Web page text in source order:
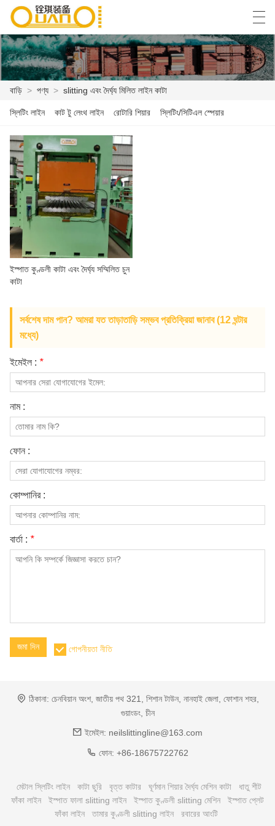
বাড়ি
পণ্য
খবর
কেস
কারখানা প্রদর্শন
আমাদের সাথে যোগাযোগ করুন
আমাদের সম্পর্কে
العربية বাংলা ভাষার English Español
বাড়ি > পণ্য > slitting এবং দৈর্ঘ্য মিলিত লাইন কাটা
স্লিটিং লাইন কাট টু লেংথ লাইন রোটারি শিয়ার স্লিটিং/সিটিএল স্পেয়ার
ইস্পাত কুণ্ডলী কাটা এবং দৈর্ঘ্য সম্মিলিত চুন
কাটা
সর্বশেষ দাম পান? আমরা যত তাড়াতাড়ি সম্ভব প্রতিক্রিয়া জানাব (12 ঘন্টার
মধ্যে)
ইমেইল : *
নাম :
ফোন :
কোম্পানির :
বার্তা : *
জমা দিন গোপনীয়তা নীতি
ঠিকানা: চেনবিয়ান অংশ, জাতীয় পথ 321, শিশান টাউন, নানহাই জেলা, ফোশান শহর,
গুয়াংডং, চীন
ইমেইল: neilslittingline@163.com
ফোন: +86-18675722762
মেটাল স্লিটিং লাইন কাটা ছুরি বৃত্ত কাটার ঘূর্ণমান শিয়ার দৈর্ঘ্য মেশিন কাটা
ধাতু শীট
ফাঁকা লাইন
ইস্পাত ফালা slitting লাইন ইস্পাত কুণ্ডলী slitting মেশিন
ইস্পাত প্লেট
ফাঁকা লাইন
তামার কুণ্ডলী slitting লাইন রবারের আংটি